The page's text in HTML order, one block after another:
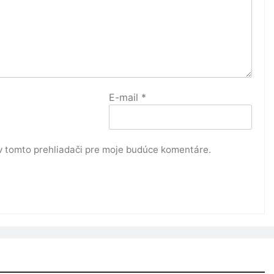
E-mail *
prehliadači pre moje budúce komentáre.